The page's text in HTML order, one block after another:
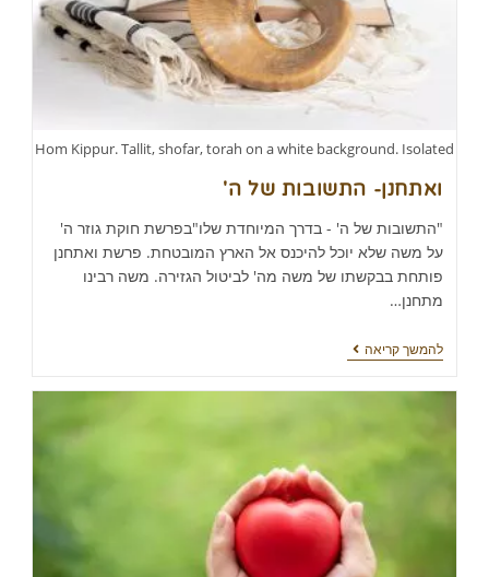
Нom Kippur. Tallit, shofar, torah on a white background. Isolated
ואתחנן- התשובות של ה'
"התשובות של ה' - בדרך המיוחדת שלו"בפרשת חוקת גוזר ה'
על משה שלא יוכל להיכנס אל הארץ המובטחת. פרשת ואתחנן
פותחת בבקשתו של משה מה' לביטול הגזירה. משה רבינו
מתחנן…
להמשך קריאה